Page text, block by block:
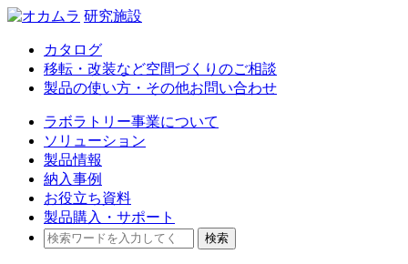
研究施設
カタログ
移転・改装など空間づくりのご相談
製品の使い方・その他お問い合わせ
ラボラトリー事業について
ソリューション
製品情報
納入事例
お役立ち資料
製品購入・サポート
検索